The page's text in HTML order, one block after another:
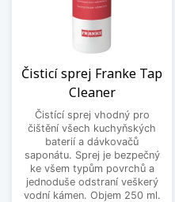
Čisticí sprej Franke Tap
Cleaner
Čistící sprej vhodný pro
čištění všech kuchyňských
baterií a dávkovačů
saponátu. Sprej je bezpečný
ke všem typům povrchů a
jednoduše odstraní veškerý
vodní kámen. Objem 250 ml.